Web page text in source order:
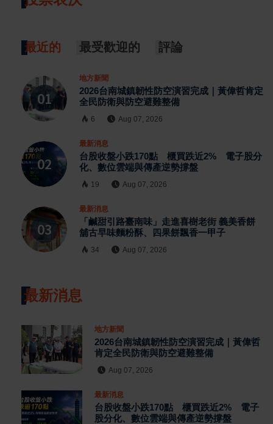
最近的 最受歡迎的 評論
地方新聞
2026台南城鎮韌性防空演習完成｜黃偉哲肯定
全民防衛與防空避難整備
6 Aug 07, 2026
最新消息
台股收盤小跌170點 櫃買跌近2% 電子股分
化、數位雲端與傳產逆勢撐盤
19 Aug 07, 2026
最新消息
「鹹甜引路臺南味」走進喜樹老街 義美香餅
舖古早味麵粉酥、四果餅飄香一甲子
34 Aug 07, 2026
最新消息
地方新聞
2026台南城鎮韌性防空演習完成｜黃偉哲
肯定全民防衛與防空避難整備
Aug 07, 2026
最新消息
台股收盤小跌170點 櫃買跌近2% 電子
股分化、數位雲端與傳產逆勢撐盤